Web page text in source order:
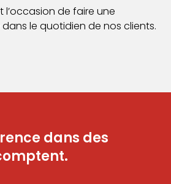
l’occasion de faire une
le quotidien de nos clients.
dans des